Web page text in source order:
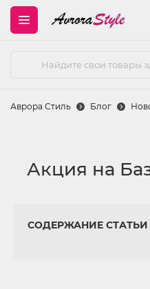
Аврора Стиль Блог
Акция на
СОДЕРЖАНИЕ СТАТЬИ